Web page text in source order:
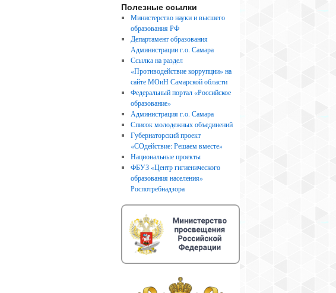
Полезные ссылки
Министерство науки и высшего
образования РФ
Департамент образования
Администрации г.о. Самара
Ссылка на раздел
«Противодействие коррупции» на
сайте МОиН Самарской области
Федеральный портал «Российское
образование»
Администрация г.о. Самара
Список молодежных объединений
Губернаторский проект
«СОдействие: Решаем вместе»
Национальные проекты
ФБУЗ «Центр гигиенического
образования населения»
Роспотребнадзора